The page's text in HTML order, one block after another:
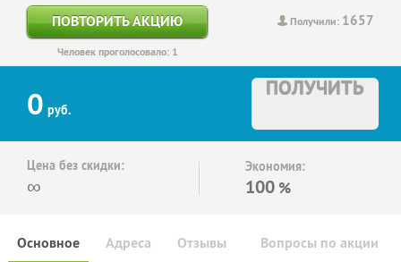
Получили: 1657
ПОВТОРИТЬ АКЦИЮ
Человек проголосовало: 1
0 руб.
ПОЛУЧИТЬ
Цена без скидки:
∞
Экономия:
100 %
Основное Отзывы Вопросы по акции
Адреса